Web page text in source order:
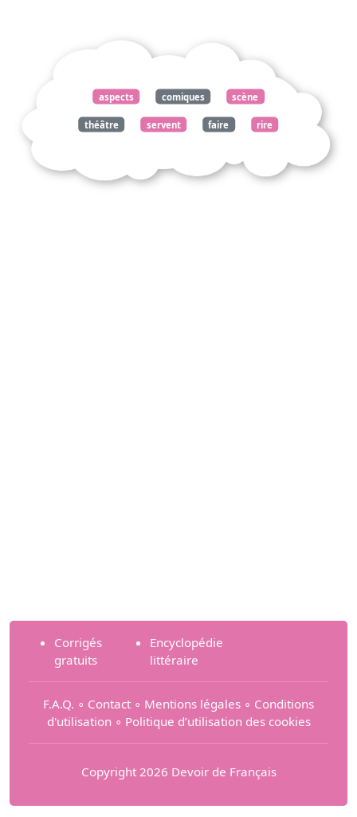
aspects comiques scène
théâtre servent faire rire
Corrigés
gratuits
Encyclopédie
littéraire
F.A.Q. ∘ Contact ∘ Mentions légales ∘ Conditions
d'utilisation ∘ Politique d’utilisation des cookies
Copyright 2026 Devoir de Français